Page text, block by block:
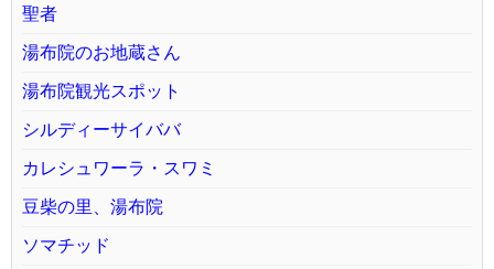
聖者
湯布院のお地蔵さん
湯布院観光スポット
シルディーサイババ
カレシュワーラ・スワミ
豆柴の里、湯布院
ソマチッド